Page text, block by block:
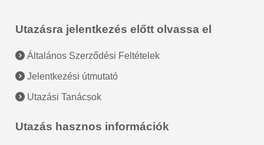
Utazásra jelentkezés előtt olvassa el
Általános Szerződési Feltételek
Jelentkezési útmutató
Utazási Tanácsok
Utazás hasznos információk